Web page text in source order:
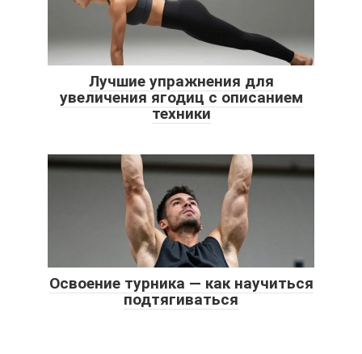
Лучшие упражнения для
увеличения ягодиц с описанием
техники
Освоение турника — как научиться
подтягиваться